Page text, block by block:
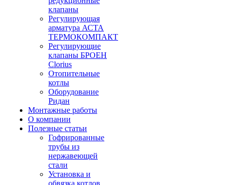
клапаны
Регулирующая
арматура АСТА
ТЕРМОКОМПАКТ
Регулирующие
клапаны БРОЕН
Clorius
Отопительные
котлы
Оборудование
Ридан
Монтажные работы
О компании
Полезные статьи
Гофрированные
трубы из
нержавеющей
стали
Установка и
обвязка котлов